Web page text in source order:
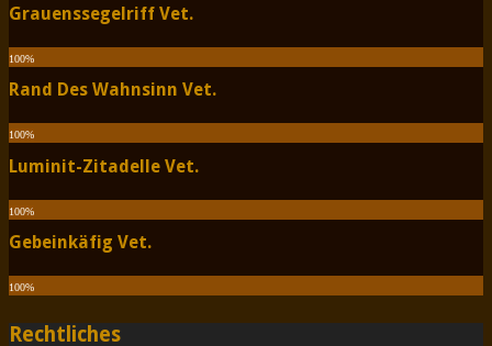
Grauenssegelriff Vet.
100%
Rand Des Wahnsinn Vet.
100%
Luminit-Zitadelle Vet.
100%
Gebeinkäfig Vet.
100%
Rechtliches